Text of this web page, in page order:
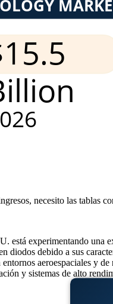
necesito las tablas
está experimentando una
diodos debido a sus
aeroespaciales y
y sistemas de alto